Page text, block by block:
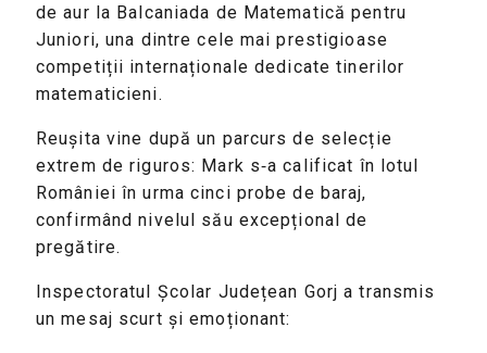
de aur la Balcaniada de Matematică pentru
Juniori, una dintre cele mai prestigioase
competiții internaționale dedicate tinerilor
matematicieni.
Reușita vine după un parcurs de selecție
extrem de riguros: Mark s‑a calificat în lotul
României în urma cinci probe de baraj,
confirmând nivelul său excepțional de
pregătire.
Inspectoratul Școlar Județean Gorj a transmis
un mesaj scurt și emoționant: